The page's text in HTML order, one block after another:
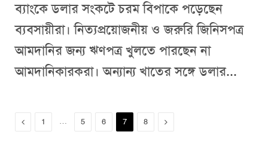
ব্যাংকে ডলার সংকটে চরম বিপাকে পড়েছেন
ব্যবসায়ীরা। নিত্যপ্রয়োজনীয় ও জরুরি জিনিসপত্র
আমদানির জন্য ঋণপত্র খুলতে পারছেন না
আমদানিকারকরা। অন্যান্য খাতের সঙ্গে ডলার...
Previous
1 … 5 6 7 8 Next